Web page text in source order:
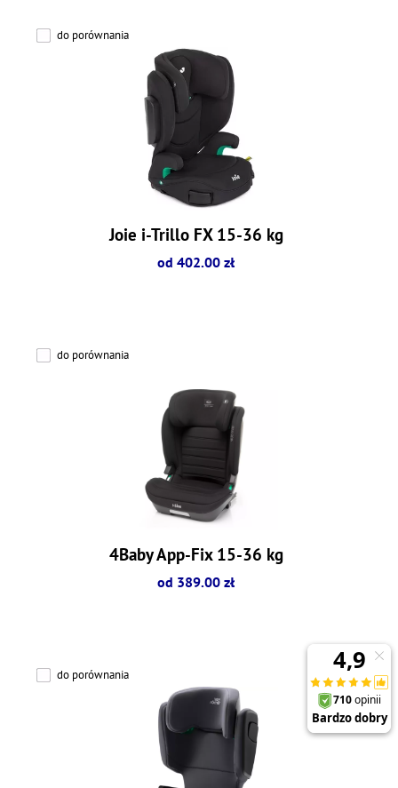
do porównania
Joie i-Trillo FX 15-36 kg
od 402.00 zł
do porównania
4Baby App-Fix 15-36 kg
od 389.00 zł
do porównania